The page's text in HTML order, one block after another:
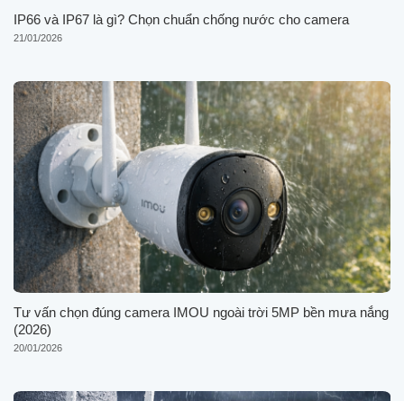
IP66 và IP67 là gì? Chọn chuẩn chống nước cho camera
21/01/2026
Tư vấn chọn đúng camera IMOU ngoài trời 5MP bền mưa nắng
(2026)
20/01/2026